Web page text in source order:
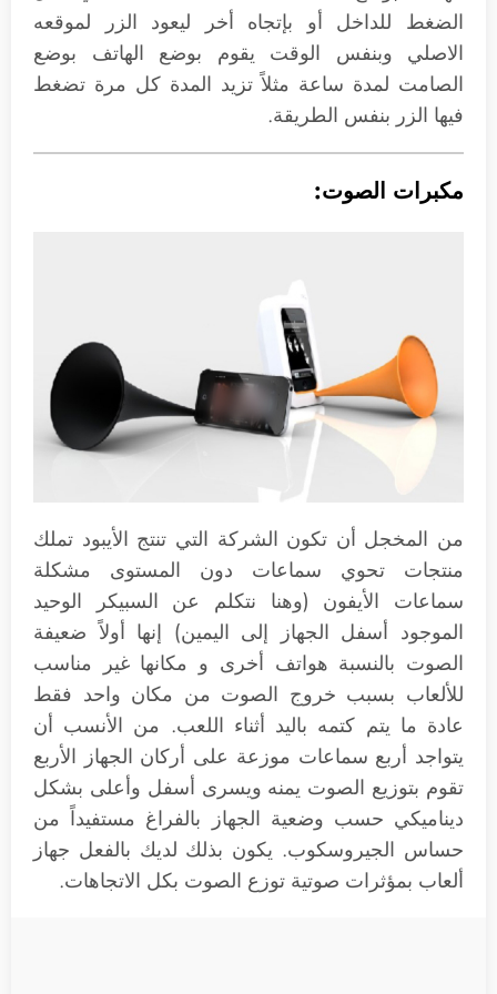
الضغط للداخل أو بإتجاه أخر ليعود الزر لموقعه
الاصلي وبنفس الوقت يقوم بوضع الهاتف بوضع
الصامت لمدة ساعة مثلاً تزيد المدة كل مرة تضغط
فيها الزر بنفس الطريقة.
مكبرات الصوت:
من المخجل أن تكون الشركة التي تنتج الأيبود تملك
منتجات تحوي سماعات دون المستوى مشكلة
سماعات الأيفون (وهنا نتكلم عن السبيكر الوحيد
الموجود أسفل الجهاز إلى اليمين) إنها أولاً ضعيفة
الصوت بالنسبة هواتف أخرى و مكانها غير مناسب
للألعاب بسبب خروج الصوت من مكان واحد فقط
عادة ما يتم كتمه باليد أثناء اللعب. من الأنسب أن
يتواجد أربع سماعات موزعة على أركان الجهاز الأربع
تقوم بتوزيع الصوت يمنه ويسرى أسفل وأعلى بشكل
ديناميكي حسب وضعية الجهاز بالفراغ مستفيداً من
حساس الجيروسكوب. يكون بذلك لديك بالفعل جهاز
ألعاب بمؤثرات صوتية توزع الصوت بكل الاتجاهات.